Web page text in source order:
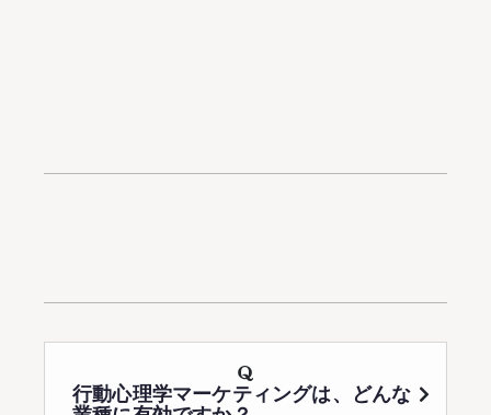
行動心理学マーケティングは、どんな